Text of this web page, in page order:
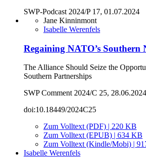
SWP-Podcast 2024/P 17, 01.07.2024
Jane Kinninmont
Isabelle Werenfels
Regaining NATO’s Southern
The Alliance Should Seize the
Southern Partnerships
SWP Comment 2024/C 25,
doi:10.18449/2024C25
Zum Volltext (PDF) | 220 KB
Zum Volltext (EPUB) | 634 KB
Zum Volltext (Kindle/Mobi) |
Isabelle Werenfels